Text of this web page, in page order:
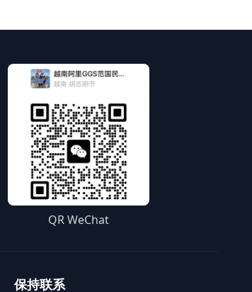
QR WeChat
保持联系